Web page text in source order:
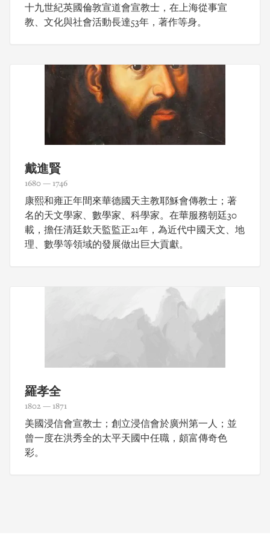
十九世紀英國倫敦宣道會宣教士，在上海從事宣
教、文化與社會活動長達53年，著作等身。
戴進賢
1680 — 1746
康熙和雍正年間來華德國天主教耶穌會傳教士；著
名的天文學家、數學家、科學家。在華服務朝廷30
載，擔任清廷欽天監監正21年，為近代中國天文、地
理、數學等領域的發展做出巨大貢獻。
羅孝全
1802 — 1871
美國浸信會宣教士；創立浸信會於廣州第一人；並
曾一度在洪秀全的太平天國中任職，頗富傳奇色
彩。